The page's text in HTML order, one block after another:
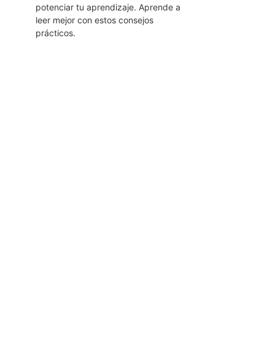
potenciar tu aprendizaje. Aprende a
leer mejor con estos consejos
prácticos.